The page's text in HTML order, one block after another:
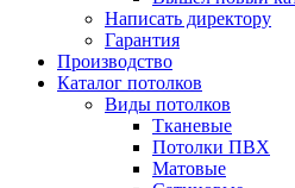
Написать директору
Гарантия
Производство
Каталог потолков
Виды потолков
Тканевые
Потолки ПВХ
Матовые